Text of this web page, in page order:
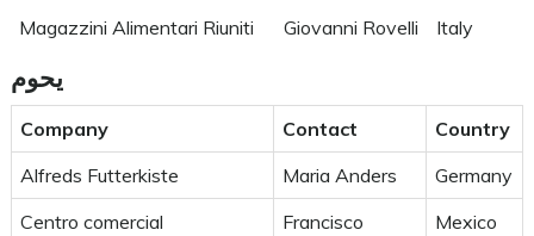
Magazzini Alimentari Riuniti Giovanni Rovelli Italy
يحوم
Company Contact
Country
Alfreds Futterkiste
Maria Anders
Germany
Centro comercial
Francisco
Mexico